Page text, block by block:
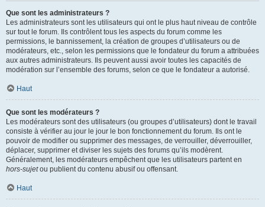
Que sont les administrateurs ?
Les administrateurs sont les utilisateurs qui ont le plus haut niveau de contrôle
sur tout le forum. Ils contrôlent tous les aspects du forum comme les
permissions, le bannissement, la création de groupes d’utilisateurs ou de
modérateurs, etc., selon les permissions que le fondateur du forum a attribuées
aux autres administrateurs. Ils peuvent aussi avoir toutes les capacités de
modération sur l’ensemble des forums, selon ce que le fondateur a autorisé.
Haut
Que sont les modérateurs ?
Les modérateurs sont des utilisateurs (ou groupes d’utilisateurs) dont le travail
consiste à vérifier au jour le jour le bon fonctionnement du forum. Ils ont le
pouvoir de modifier ou supprimer des messages, de verrouiller, déverrouiller,
déplacer, supprimer et diviser les sujets des forums qu’ils modèrent.
Généralement, les modérateurs empêchent que les utilisateurs partent en
hors-sujetou publient du contenu abusif ou offensant.
Haut